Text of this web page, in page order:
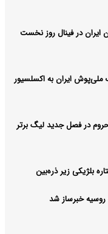
در فینال روز نخست
ایران به اکسلسیور
در فصل جدید لیگ برتر
بلژیکی زیر ذره‌بین
روسیه خبرساز شد